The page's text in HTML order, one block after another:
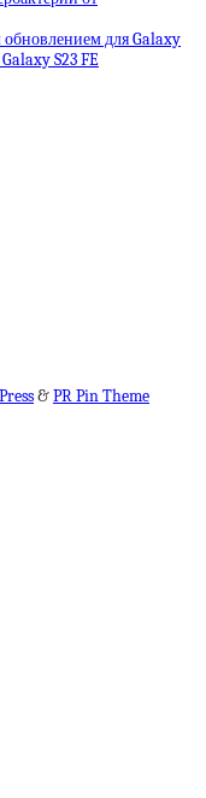
для Galaxy
S23 FE
&PR Pin Theme